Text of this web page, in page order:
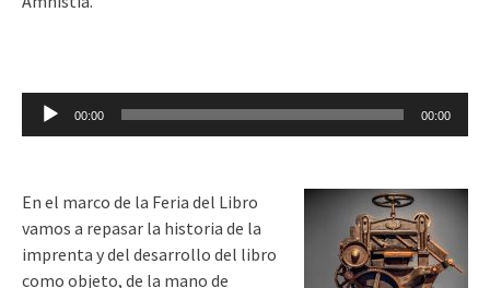
Reproductor
00:00 00:00
En el marco de la Feria del Libro
vamos a repasar la historia de la
imprenta y del desarrollo del libro
como objeto, de la mano de